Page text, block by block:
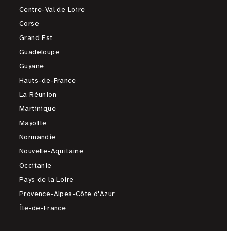
Centre-Val de Loire
Corse
Grand Est
Guadeloupe
Guyane
Hauts-de-France
La Réunion
Martinique
Mayotte
Normandie
Nouvelle-Aquitaine
Occitanie
Pays de la Loire
Provence-Alpes-Côte d'Azur
Île-de-France